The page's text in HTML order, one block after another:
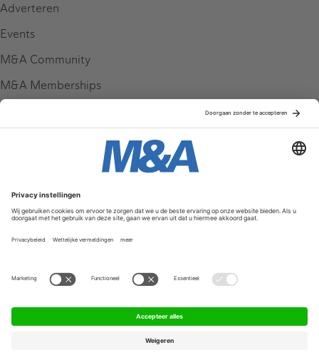
Adverteren
Events
M&A Community
M&A Memberships
Service & Contact
Contact
FAQ
Werken bij ons
Algemene Voorwaarden